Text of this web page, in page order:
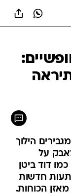
הילוך
על
דוד ביטן
חדשות
הכוחות.